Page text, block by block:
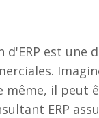
est
même, il
ERP